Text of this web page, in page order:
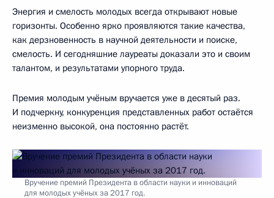
Энергия и смелость молодых всегда открывают новые
горизонты. Особенно ярко проявляются такие качества,
как дерзновенность в научной деятельности и поиске,
смелость. И сегодняшние лауреаты доказали это и своим
талантом, и результатами упорного труда.
Премия молодым учёным вручается уже в десятый раз.
И подчеркну, конкуренция представленных работ остаётся
неизменно высокой, она постоянно растёт.
Вручение премий Президента в области науки и инноваций
для молодых учёных за 2017 год.